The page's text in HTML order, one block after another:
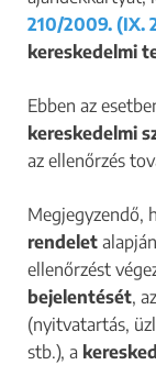
210/2009. (IX.
kereskedelmi
Ebben az
kereskedelmi
az ellenőrzés
Megjegyzendő,
rendelet
ellenőrzést
bejelentését, az
(nyitvatartás,
stb.), a